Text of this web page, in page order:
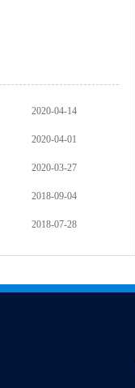
2020-04-14
2020-04-01
2020-03-27
2018-09-04
2018-07-28